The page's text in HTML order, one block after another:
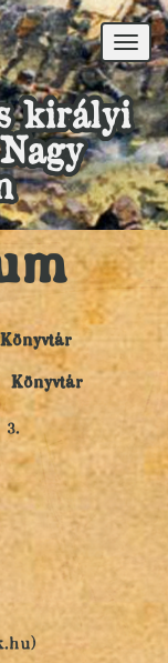
királyi
Könyvtár